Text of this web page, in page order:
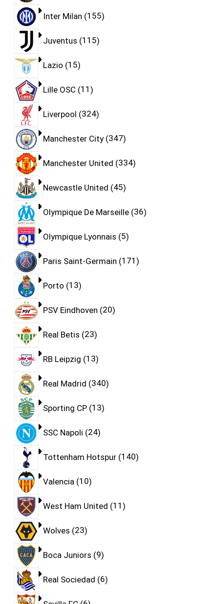
Inter Milan 155
Juventus 115
Lazio 15
Lille OSC 11
Liverpool 324
Manchester City 347
Manchester United 334
Newcastle United 45
Olympique De Marseille 36
Olympique Lyonnais 5
Paris Saint-Germain 171
Porto 13
PSV Eindhoven 20
Real Betis 23
RB Leipzig 13
Real Madrid 340
Sporting CP 13
SSC Napoli 24
Tottenham Hotspur 140
Valencia 10
West Ham United 11
Wolves 23
Boca Juniors 9
Real Sociedad 6